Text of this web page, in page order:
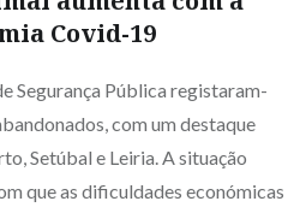
Covid-19
Segurança Pública registaram-
com um destaque
Setúbal e Leiria. A situação
que as dificuldades económicas